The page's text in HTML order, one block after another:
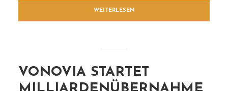
WEITERLESEN
VONOVIA STARTET